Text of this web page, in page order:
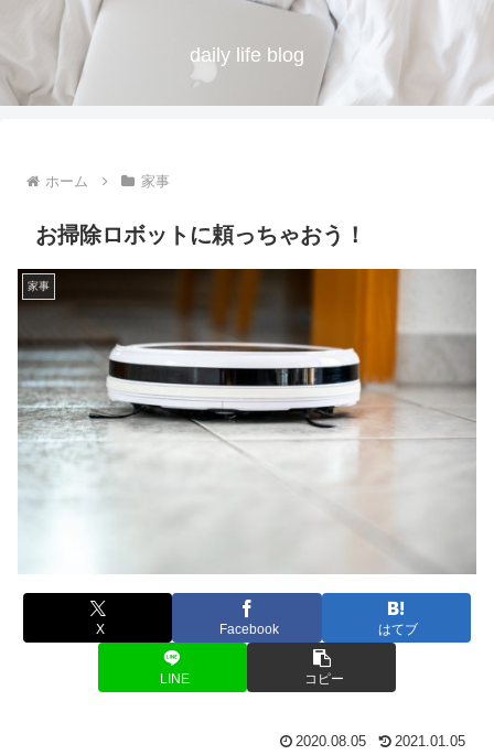
daily life blog
ホーム 家事
お掃除ロボットに頼っちゃおう！
家事
X Facebook はてブ
LINE コピー
2020.08.05 2021.01.05